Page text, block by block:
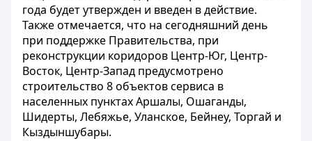
года будет утвержден и введен в действие.
Также отмечается, что на сегодняшний день
при поддержке Правительства, при
реконструкции коридоров Центр-Юг, Центр-
Восток, Центр-Запад предусмотрено
строительство 8 объектов сервиса в
населенных пунктах Аршалы, Ошаганды,
Шидерты, Лебяжье, Уланское, Бейнеу, Торгай и
Кыздыншубары.